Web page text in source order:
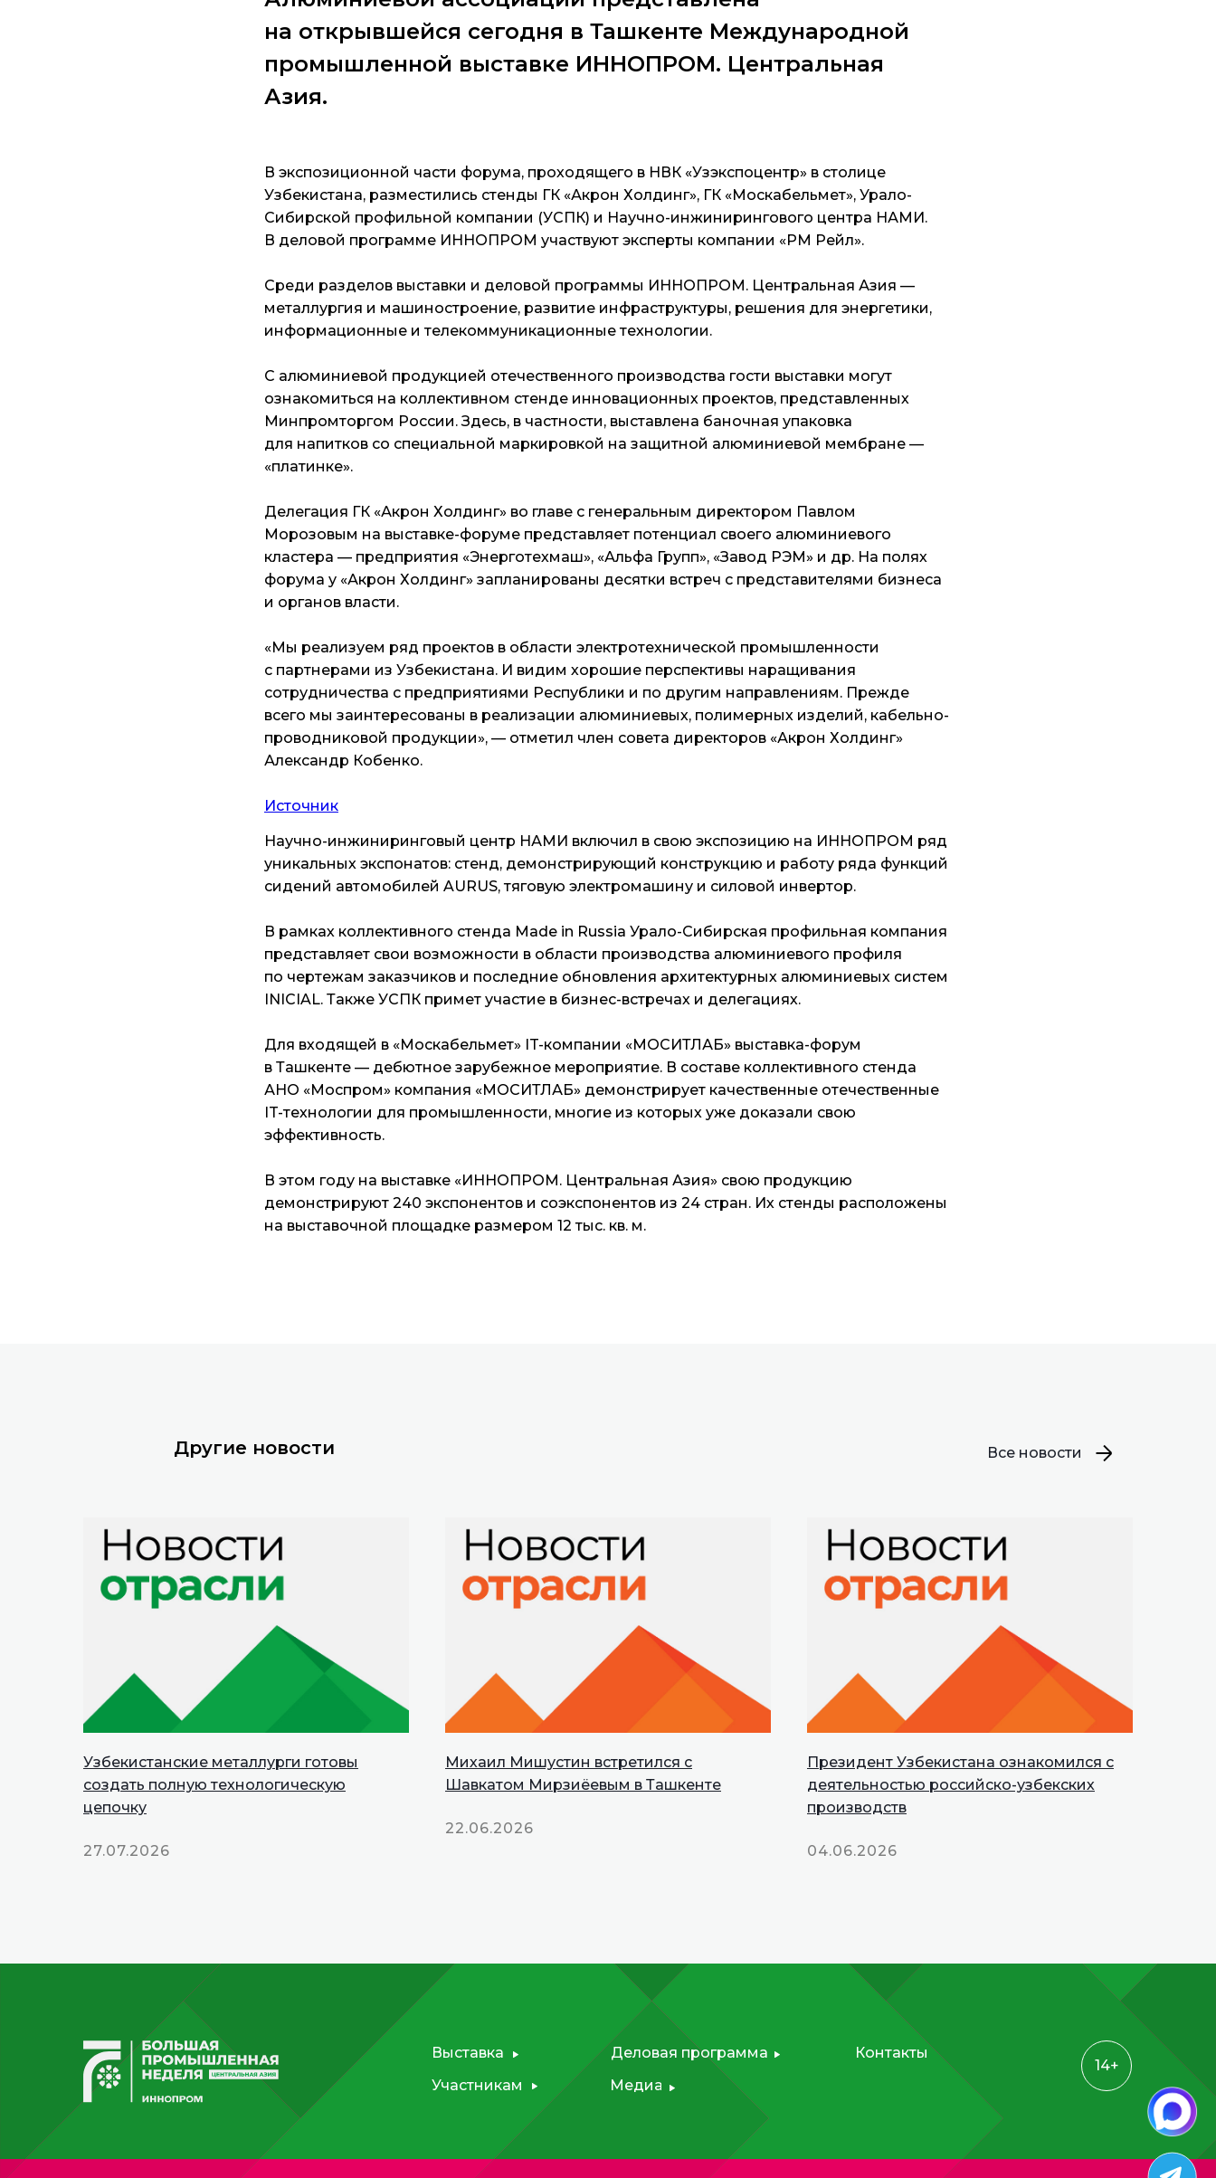
на открывшейся сегодня в Ташкенте Международной
промышленной выставке ИННОПРОМ. Центральная
Азия.
В экспозиционной части форума, проходящего в НВК «Узэкспоцентр» в столице
Узбекистана, разместились стенды ГК «Акрон Холдинг», ГК «Москабельмет», Урало-
Сибирской профильной компании (УСПК) и Научно-инжинирингового центра НАМИ.
В деловой программе ИННОПРОМ участвуют эксперты компании «РМ Рейл».
Среди разделов выставки и деловой программы ИННОПРОМ. Центральная Азия —
металлургия и машиностроение, развитие инфраструктуры, решения для энергетики,
информационные и телекоммуникационные технологии.
С алюминиевой продукцией отечественного производства гости выставки могут
ознакомиться на коллективном стенде инновационных проектов, представленных
Минпромторгом России. Здесь, в частности, выставлена баночная упаковка
для напитков со специальной маркировкой на защитной алюминиевой мембране —
«платинке».
Делегация ГК «Акрон Холдинг» во главе с генеральным директором Павлом
Морозовым на выставке-форуме представляет потенциал своего алюминиевого
кластера — предприятия «Энерготехмаш», «Альфа Групп», «Завод РЭМ» и др. На полях
форума у «Акрон Холдинг» запланированы десятки встреч с представителями бизнеса
и органов власти.
«Мы реализуем ряд проектов в области электротехнической промышленности
с партнерами из Узбекистана. И видим хорошие перспективы наращивания
сотрудничества с предприятиями Республики и по другим направлениям. Прежде
всего мы заинтересованы в реализации алюминиевых, полимерных изделий, кабельно-
проводниковой продукции», — отметил член совета директоров «Акрон Холдинг»
Александр Кобенко.
Источник
Научно-инжиниринговый центр НАМИ включил в свою экспозицию на ИННОПРОМ ряд
уникальных экспонатов: стенд, демонстрирующий конструкцию и работу ряда функций
сидений автомобилей AURUS, тяговую электромашину и силовой инвертор.
В рамках коллективного стенда Made in Russia Урало-Сибирская профильная компания
представляет свои возможности в области производства алюминиевого профиля
по чертежам заказчиков и последние обновления архитектурных алюминиевых систем
INICIAL. Также УСПК примет участие в бизнес-встречах и делегациях.
Для входящей в «Москабельмет» IT-компании «МОСИТЛАБ» выставка-форум
в Ташкенте — дебютное зарубежное мероприятие. В составе коллективного стенда
АНО «Моспром» компания «МОСИТЛАБ» демонстрирует качественные отечественные
IT-технологии для промышленности, многие из которых уже доказали свою
эффективность.
В этом году на выставке «ИННОПРОМ. Центральная Азия» свою продукцию
демонстрируют 240 экспонентов и соэкспонентов из 24 стран. Их стенды расположены
на выставочной площадке размером 12 тыс. кв. м.
Другие новости Все новости
Узбекистанские металлурги готовы
создать полную технологическую
цепочку
27.07.2026
Михаил Мишустин встретился с
Шавкатом Мирзиёевым в Ташкенте
22.06.2026
Президент Узбекистана ознакомился с
деятельностью российско-узбекских
производств
04.06.2026
14+
INNOPROM
Talks
Медиа
Участникам
Контакты
Деловая программа
Выставка